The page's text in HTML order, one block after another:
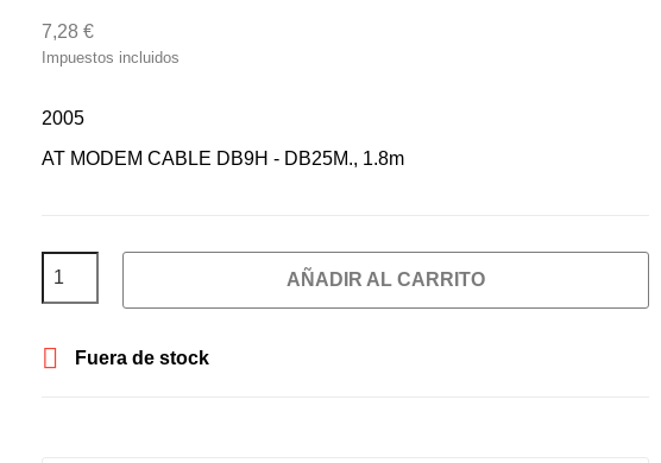
7,28 €
Impuestos incluidos
2005
AT MODEM CABLE DB9H - DB25M., 1.8m
AÑADIR AL CARRITO
 Fuera de stock